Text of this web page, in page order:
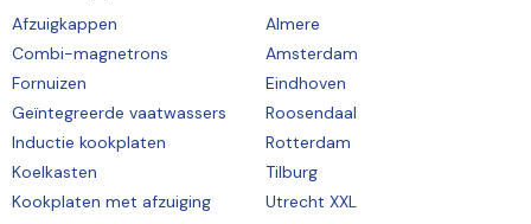
Afzuigkappen
Combi-magnetrons
Fornuizen
Geïntegreerde vaatwassers
Inductie kookplaten
Koelkasten
Kookplaten met afzuiging
Almere
Amsterdam
Eindhoven
Roosendaal
Rotterdam
Tilburg
Utrecht XXL